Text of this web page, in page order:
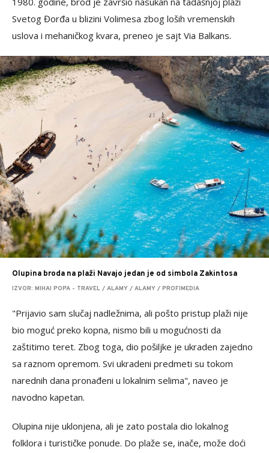
Svetog Đorđa u blizini Volimesa zbog loših vremenskih
uslova i mehaničkog kvara, preneo je sajt Via Balkans.
Olupina broda na plaži Navajo jedan je od simbola Zakintosa
IZVOR: MIHAI POPA - TRAVEL / ALAMY / ALAMY / PROFIMEDIA
"Prijavio sam slučaj nadležnima, ali pošto pristup plaži nije
bio moguć preko kopna, nismo bili u mogućnosti da
zaštitimo teret. Zbog toga, dio pošiljke je ukraden zajedno
sa raznom opremom. Svi ukradeni predmeti su tokom
narednih dana pronađeni u lokalnim selima", naveo je
navodno kapetan.
Olupina nije uklonjena, ali je zato postala dio lokalnog
folklora i turističke ponude. Do plaže se, inače, može doći